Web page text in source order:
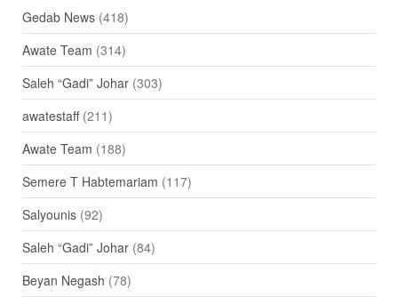
Gedab News(418)
Awate Team (314)
Saleh “Gadi” Johar(303)
awatestaff(211)
Awate Team (188)
Semere T Habtemariam (117)
Salyounis(92)
Saleh “Gadi” Johar(84)
Beyan Negash (78)